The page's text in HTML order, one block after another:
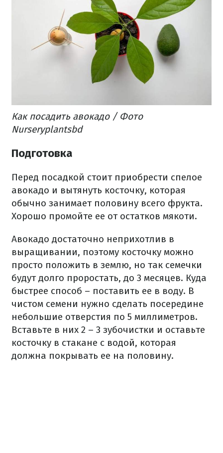
Как посадить авокадо / Фото
Nurseryplantsbd
Подготовка
Перед посадкой стоит приобрести спелое
авокадо и вытянуть косточку, которая
обычно занимает половину всего фрукта.
Хорошо промойте ее от остатков мякоти.
Авокадо достаточно неприхотлив в
выращивании, поэтому косточку можно
просто положить в землю, но так семечки
будут долго проростать, до 3 месяцев. Куда
быстрее способ – поставить ее в воду. В
чистом семени нужно сделать посередине
небольшие отверстия по 5 миллиметров.
Вставьте в них 2 – 3 зубочистки и оставьте
косточку в стакане с водой, которая
должна покрывать ее на половину.